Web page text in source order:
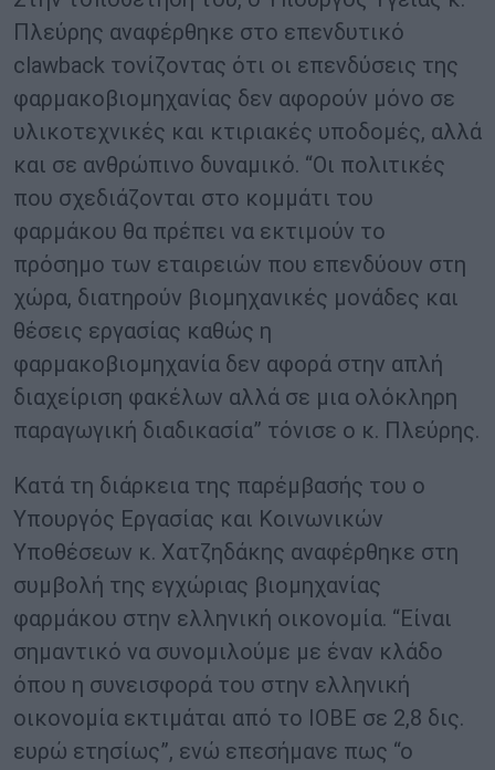
Πλεύρης αναφέρθηκε στο επενδυτικό
clawback τονίζοντας ότι οι επενδύσεις της
φαρμακοβιομηχανίας δεν αφορούν μόνο σε
υλικοτεχνικές και κτιριακές υποδομές, αλλά
και σε ανθρώπινο δυναμικό. “Οι πολιτικές
που σχεδιάζονται στο κομμάτι του
φαρμάκου θα πρέπει να εκτιμούν το
πρόσημο των εταιρειών που επενδύουν στη
χώρα, διατηρούν βιομηχανικές μονάδες και
θέσεις εργασίας καθώς η
φαρμακοβιομηχανία δεν αφορά στην απλή
διαχείριση φακέλων αλλά σε μια ολόκληρη
παραγωγική διαδικασία” τόνισε ο κ. Πλεύρης.
Κατά τη διάρκεια της παρέμβασής του ο
Υπουργός Εργασίας και Κοινωνικών
Υποθέσεων κ. Χατζηδάκης αναφέρθηκε στη
συμβολή της εγχώριας βιομηχανίας
φαρμάκου στην ελληνική οικονομία. “Είναι
σημαντικό να συνομιλούμε με έναν κλάδο
όπου η συνεισφορά του στην ελληνική
οικονομία εκτιμάται από το ΙΟΒΕ σε 2,8 δις.
ευρώ ετησίως”, ενώ επεσήμανε πως “ο